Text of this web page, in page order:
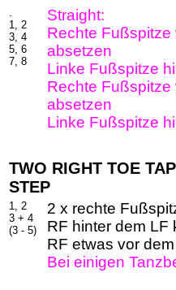
.
1, 2
3, 4
5, 6
7, 8
Straight:
Rechte
absetzen
Linke Fußspitze
Rechte
absetzen
Linke Fußspitze
TWO RIGHT TOE
STEP
1, 2
3 + 4
(3 - 5)
2 x rechte
RF hinter dem LF
RF etwas vor
Bei einigen